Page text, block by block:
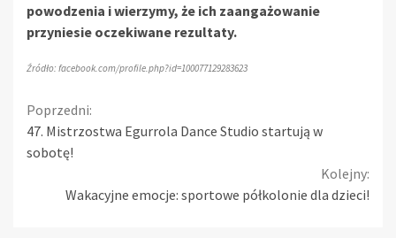
powodzenia i wierzymy, że ich zaangażowanie
przyniesie oczekiwane rezultaty.
Źródło: facebook.com/profile.php?id=100077129283623
Continue
Reading
Poprzedni:
47. Mistrzostwa Egurrola Dance Studio startują w
sobotę!
Kolejny:
Wakacyjne emocje: sportowe półkolonie dla dzieci!